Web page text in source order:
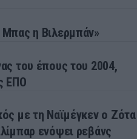
Μπας η Βιλερμπάν»
του έπους του 2004,
ΕΠΟ
με τη Ναϊμέγκεν ο Ζότα
ενόψει ρεβάνς